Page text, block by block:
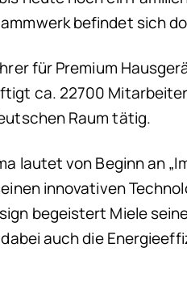
befindet sich
für Premium
ca. 22700
Raum tätig.
lautet von Beginn an
innovativen
begeistert Miele
auch die